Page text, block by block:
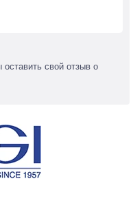
оставить свой отзыв о